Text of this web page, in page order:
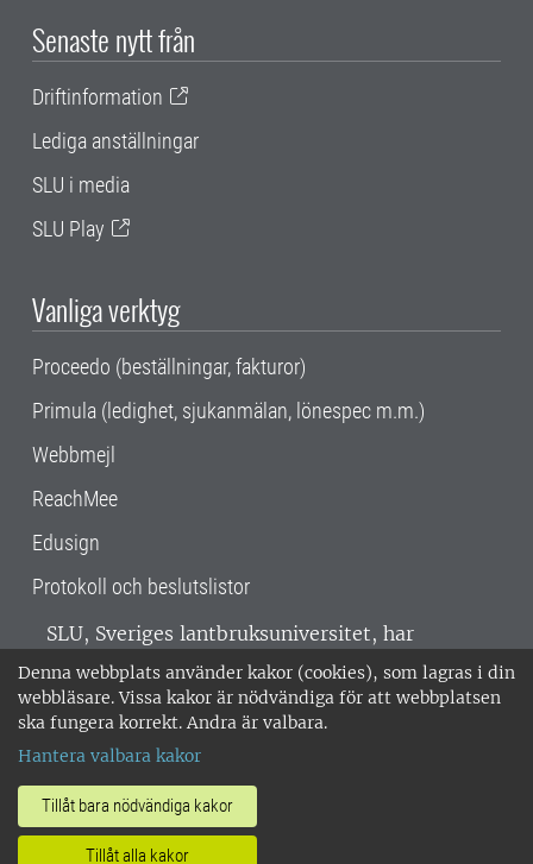
Denna webbplats använder kakor (cookies), som lagras i din
webbläsare. Vissa kakor är nödvändiga för att webbplatsen
ska fungera korrekt. Andra är valbara.
Hantera valbara kakor
Tillåt bara nödvändiga kakor
Tillåt alla kakor
Senaste nytt från
Driftinformation
Lediga anställningar
SLU i media
SLU Play
Vanliga verktyg
Proceedo (beställningar, fakturor)
Primula (ledighet, sjukanmälan, lönespec m.m.)
Webbmejl
ReachMee
Edusign
Protokoll och beslutslistor
SLU, Sveriges lantbruksuniversitet, har
verksamhet över hela Sverige. Huvudorter är
Alnarp, Uppsala och Umeå.SLU är
miljöcertifierat enligt ISO 14001. •
018-67 10 00 • Org nr: 202100-2817 •
Om SLU:s webbplatser
•Hantera kakor•Behandling av